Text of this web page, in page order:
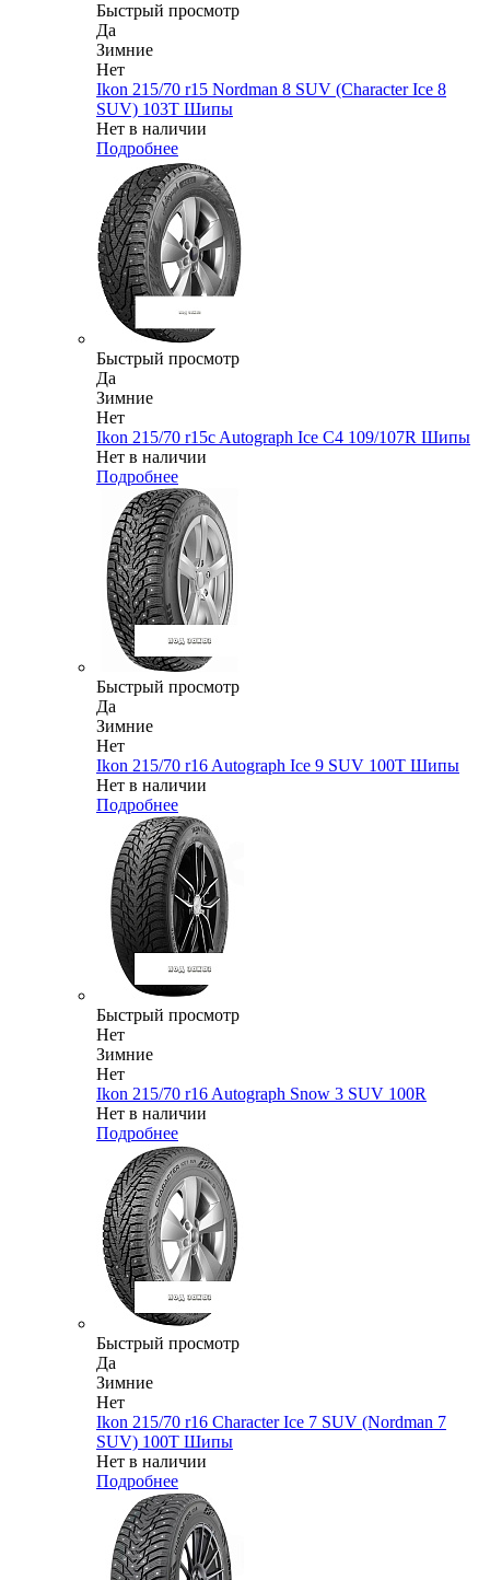
Быстрый просмотр
Да
Зимние
Нет
Ikon 215/70 r15 Nordman 8 SUV (Character Ice 8
SUV) 103T Шипы
Нет в наличии
Подробнее
Быстрый просмотр
Да
Зимние
Нет
Ikon 215/70 r15c Autograph Ice C4 109/107R Шипы
Нет в наличии
Подробнее
Быстрый просмотр
Да
Зимние
Нет
Ikon 215/70 r16 Autograph Ice 9 SUV 100T Шипы
Нет в наличии
Подробнее
Быстрый просмотр
Нет
Зимние
Нет
Ikon 215/70 r16 Autograph Snow 3 SUV 100R
Нет в наличии
Подробнее
Быстрый просмотр
Да
Зимние
Нет
Ikon 215/70 r16 Character Ice 7 SUV (Nordman 7
SUV) 100T Шипы
Нет в наличии
Подробнее